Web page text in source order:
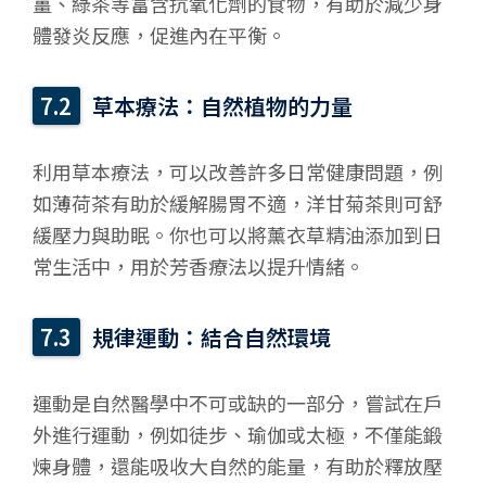
體發炎反應，促進內在平衡。
草本療法：自然植物的力量
利用草本療法，可以改善許多日常健康問題，例
如薄荷茶有助於緩解腸胃不適，洋甘菊茶則可舒
緩壓力與助眠。你也可以將薰衣草精油添加到日
常生活中，用於芳香療法以提升情緒。
規律運動：結合自然環境
運動是自然醫學中不可或缺的一部分，嘗試在戶
外進行運動，例如徒步、瑜伽或太極，不僅能鍛
煉身體，還能吸收大自然的能量，有助於釋放壓